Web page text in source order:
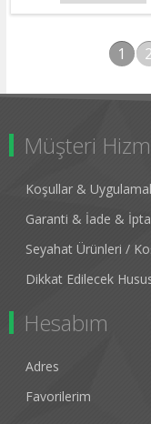
1 2
Müşteri
Koşullar &
Garanti & İade &
Seyahat Ürünleri /
Dikkat Edilecek
Hesabım
Adres
Favorilerim